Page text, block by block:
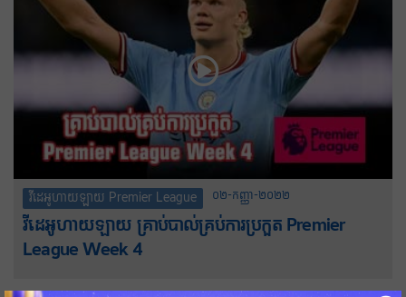
វីដេអូហាយឡាយ Premier League ០២-កញ្ញា-២០២២
វីដេអូហាយឡាយ គ្រាប់បាល់គ្រប់ការប្រកួត Premier
League Week 4